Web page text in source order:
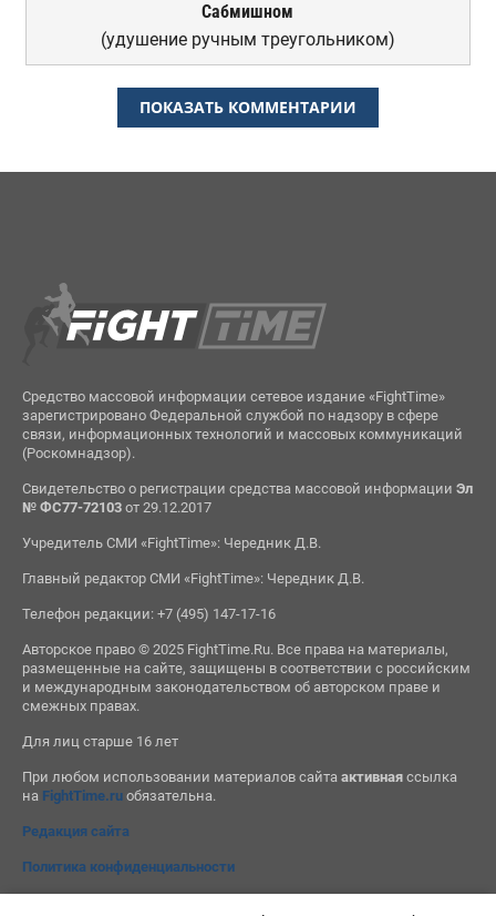
Сабмишном
(удушение ручным треугольником)
ПОКАЗАТЬ КОММЕНТАРИИ
Средство массовой информации сетевое издание «FightTime»
зарегистрировано Федеральной службой по надзору в сфере
связи, информационных технологий и массовых коммуникаций
(Роскомнадзор).
Свидетельство о регистрации средства массовой информации Эл
№ ФС77-72103от 29.12.2017
Учредитель СМИ «FightTime»: Чередник Д.В.
Главный редактор СМИ «FightTime»: Чередник Д.В.
Телефон редакции: +7 (495) 147-17-16
Авторское право © 2025 FightTime.Ru. Все права на материалы,
размещенные на сайте, защищены в соответствии с российским
и международным законодательством об авторском праве и
смежных правах.
Для лиц старше 16 лет
При любом использовании материалов сайта активнаяссылка
на FightTime.ruобязательна.
Редакция сайта
Политика конфиденциальности